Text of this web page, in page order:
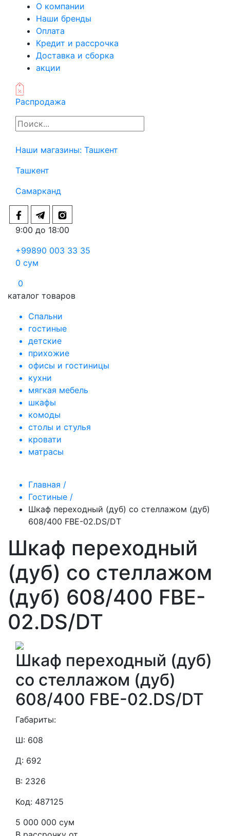
О компании
Наши бренды
Оплата
Кредит и рассрочка
Доставка и сборка
акции
Распродажа
Наши магазины: Ташкент
Ташкент
Самарканд
9:00 до 18:00
+99890 003 33 35
0 сум
0
каталог товаров
Спальни
гостиные
детские
прихожие
офисы и гостиницы
кухни
мягкая мебель
шкафы
комоды
столы и стулья
кровати
матрасы
Главная /
Гостиные /
Шкаф переходный (дуб) со стеллажом (дуб)
608/400 FBE-02.DS/DT
Шкаф переходный
(дуб) со стеллажом
(дуб) 608/400 FBE-
02.DS/DT
Шкаф переходный (дуб)
со стеллажом (дуб)
608/400 FBE-02.DS/DT
Габариты:
Ш: 608
Д: 692
В: 2326
Код: 487125
5 000 000 сум